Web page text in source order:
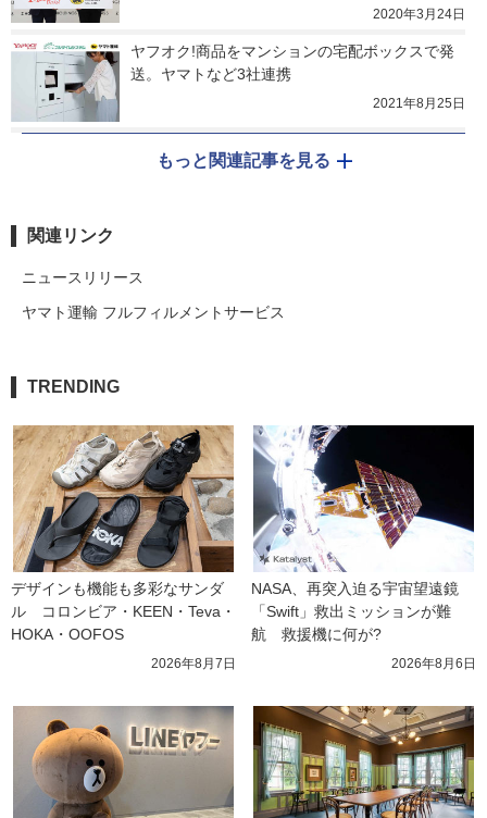
2020年3月24日
ヤフオク!商品をマンションの宅配ボックスで発
送。ヤマトなど3社連携
2021年8月25日
もっと関連記事を見る
関連リンク
ニュースリリース
ヤマト運輸 フルフィルメントサービス
TRENDING
デザインも機能も多彩なサンダ
ル　コロンビア・KEEN・Teva・
HOKA・OOFOS
2026年8月7日
NASA、再突入迫る宇宙望遠鏡
「Swift」救出ミッションが難
航　救援機に何が?
2026年8月6日